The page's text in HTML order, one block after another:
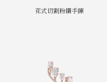
花式切割粉鑽手鍊